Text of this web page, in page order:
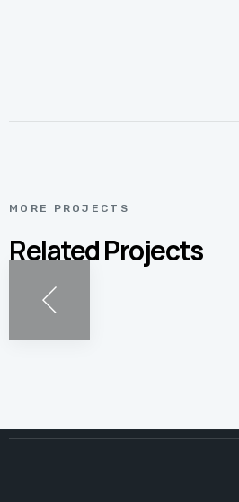
MORE PROJECTS
Related Projects